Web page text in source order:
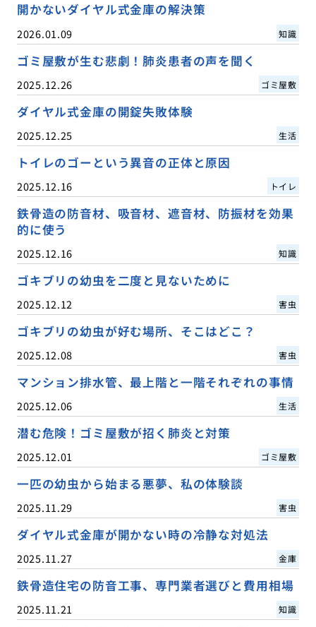
開かないダイヤル式金庫の解決策
2026.01.09 知識
ゴミ屋敷が生む悲劇！肺炎患者の声を聞く
2025.12.26 ゴミ屋敷
ダイヤル式金庫の開錠失敗体験
2025.12.25 生活
トイレのゴーという異音の正体と原因
2025.12.16 トイレ
鉄骨造の防音材、吸音材、遮音材、防振材を効果
的に使う
2025.12.16 知識
ゴキブリの幼虫を二度と見ないために
2025.12.12 害虫
ゴキブリの幼虫が好む場所、そこはどこ？
2025.12.08 害虫
マンション排水管、最上階と一階それぞれの事情
2025.12.06 生活
潜む危険！ゴミ屋敷が招く肺炎と対策
2025.12.01 ゴミ屋敷
一匹の幼虫から始まる悪夢、私の体験談
2025.11.29 害虫
ダイヤル式金庫が開かない時の冷静な対処法
2025.11.27 金庫
鉄骨造住宅の防音工事、専門業者選びと費用相場
2025.11.21 知識